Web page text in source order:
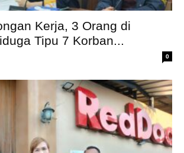
Kerja, 3 Orang di
Tipu 7 Korban...
0